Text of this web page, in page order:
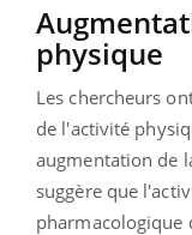
physique
Les chercheurs
de l'activité
augmentation de
suggère que
pharmacologique